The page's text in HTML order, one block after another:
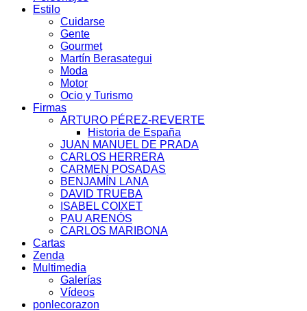
Estilo
Cuidarse
Gente
Gourmet
Martín Berasategui
Moda
Motor
Ocio y Turismo
Firmas
ARTURO PÉREZ-REVERTE
Historia de España
JUAN MANUEL DE PRADA
CARLOS HERRERA
CARMEN POSADAS
BENJAMÍN LANA
DAVID TRUEBA
ISABEL COIXET
PAU ARENÓS
CARLOS MARIBONA
Cartas
Zenda
Multimedia
Galerías
Vídeos
ponlecorazon